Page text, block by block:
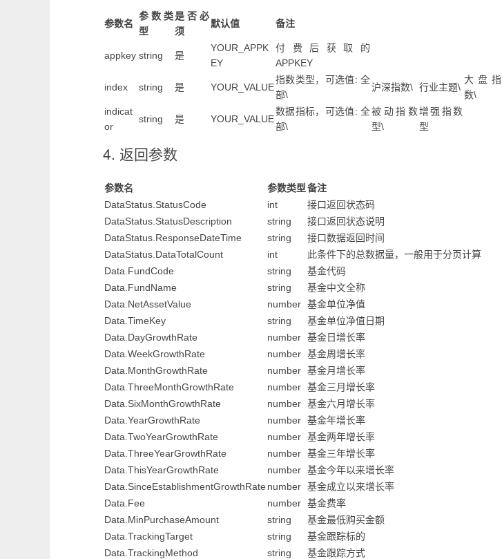
参数名
参数类
型
是否必
须
默认值 备注
appkey string 是
YOUR_APPK
EY
付费后获取的
APPKEY
index string 是 YOUR_VALUE
指数类型，可选值: 全
部\
沪深指数\ 行业主题\
大盘指
数\
indicat
or
string 是 YOUR_VALUE
数据指标，可选值: 全
部\
被动指数
型\
增强指数
型
4. 返回参数
参数名 参数类型备注
DataStatus.StatusCode
int
接口返回状态码
DataStatus.StatusDescription
string
接口返回状态说明
DataStatus.ResponseDateTime
string
接口数据返回时间
DataStatus.DataTotalCount
int
此条件下的总数据量，一般用于分页计算
Data.FundCode
string
基金代码
Data.FundName
string
基金中文全称
Data.NetAssetValue
number 基金单位净值
Data.TimeKey
string
基金单位净值日期
Data.DayGrowthRate
number 基金日增长率
Data.WeekGrowthRate
number 基金周增长率
Data.MonthGrowthRate
number 基金月增长率
Data.ThreeMonthGrowthRate
number 基金三月增长率
Data.SixMonthGrowthRate
number 基金六月增长率
Data.YearGrowthRate
number 基金年增长率
Data.TwoYearGrowthRate
number 基金两年增长率
Data.ThreeYearGrowthRate
number 基金三年增长率
Data.ThisYearGrowthRate
number 基金今年以来增长率
Data.SinceEstablishmentGrowthRate number 基金成立以来增长率
Data.Fee
number 基金费率
Data.MinPurchaseAmount
string
基金最低购买金额
Data.TrackingTarget
string
基金跟踪标的
Data.TrackingMethod
string 基金跟踪方式